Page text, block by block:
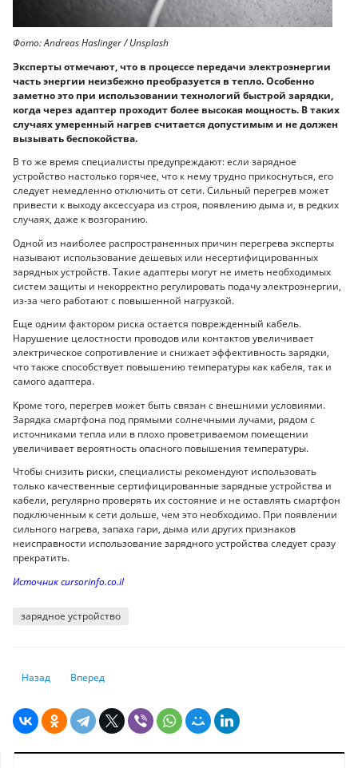
Фото: Andreas Haslinger / Unsplash
Эксперты отмечают, что в процессе передачи электроэнергии
часть энергии неизбежно преобразуется в тепло. Особенно
заметно это при использовании технологий быстрой зарядки,
когда через адаптер проходит более высокая мощность. В таких
случаях умеренный нагрев считается допустимым и не должен
вызывать беспокойства.
В то же время специалисты предупреждают: если зарядное
устройство настолько горячее, что к нему трудно прикоснуться, его
следует немедленно отключить от сети. Сильный перегрев может
привести к выходу аксессуара из строя, появлению дыма и, в редких
случаях, даже к возгоранию.
Одной из наиболее распространенных причин перегрева эксперты
называют использование дешевых или несертифицированных
зарядных устройств. Такие адаптеры могут не иметь необходимых
систем защиты и некорректно регулировать подачу электроэнергии,
из-за чего работают с повышенной нагрузкой.
Еще одним фактором риска остается поврежденный кабель.
Нарушение целостности проводов или контактов увеличивает
электрическое сопротивление и снижает эффективность зарядки,
что также способствует повышению температуры как кабеля, так и
самого адаптера.
Кроме того, перегрев может быть связан с внешними условиями.
Зарядка смартфона под прямыми солнечными лучами, рядом с
источниками тепла или в плохо проветриваемом помещении
увеличивает вероятность опасного повышения температуры.
Чтобы снизить риски, специалисты рекомендуют использовать
только качественные сертифицированные зарядные устройства и
кабели, регулярно проверять их состояние и не оставлять смартфон
подключенным к сети дольше, чем это необходимо. При появлении
сильного нагрева, запаха гари, дыма или других признаков
неисправности использование зарядного устройства следует сразу
прекратить.
Источник cursorinfo.co.il
зарядное устройство
Предыдущий: WhatsApp объявил о нововведении для защиты данных
Назад Следующий: Сколько электричества потребляет зарядка
Вперед